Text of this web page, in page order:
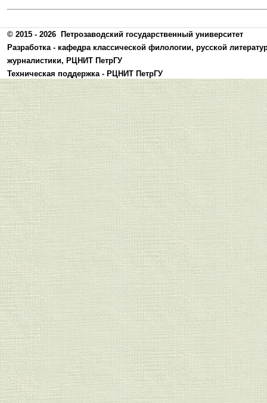
© 2015 - 2026
Петрозаводский государственный университет
Разработка - кафедра классической филологии, русской
журналистики, РЦНИТ ПетрГУ
Техническая поддержка - РЦНИТ ПетрГУ
Политика конфиденциальности